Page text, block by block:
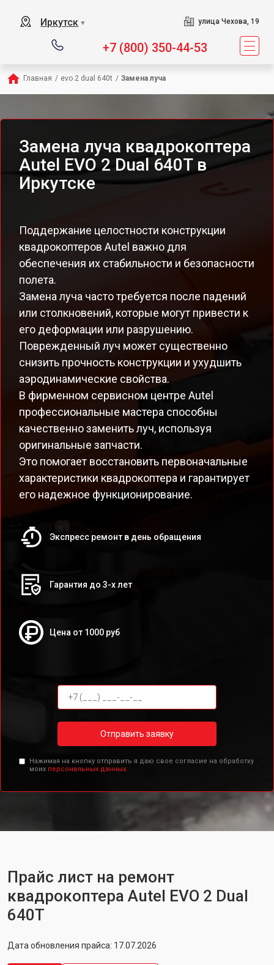
Иркутск ▼ улица Чехова, 19
+7 (800) 350-44-53
Главная / evo 2 dual 640t / Замена луча
Замена луча квадрокоптера
Autel EVO 2 Dual 640T в
Иркутске
Поддержание целостности конструкции
квадрокоптеров Autel важно для
обеспечения их стабильности и безопасности
полета.
Замена луча часто требуется после падений
или столкновений, которые могут привести к
его деформации или разрушению.
Поврежденный луч может существенно
снизить прочность конструкции и ухудшить
аэродинамические свойства.
В фирменном сервисном центре Autel
профессиональные мастера способны
качественно заменить луч, используя
оригинальные запчасти.
Это помогает восстановить первоначальные
характеристики квадрокоптера и гарантирует
его надежное функционирование.
Экспресс ремонт в день обращения
Гарантия до 3-х лет
Цена от 1000 руб
Отправить заявку
Нажимая на кнопку отправить я даю свое согласие на обработку
моих персональных данных.
Прайс лист на ремонт
квадрокоптера Autel EVO 2 Dual
640T
Дата обновления прайса: 17.07.2026